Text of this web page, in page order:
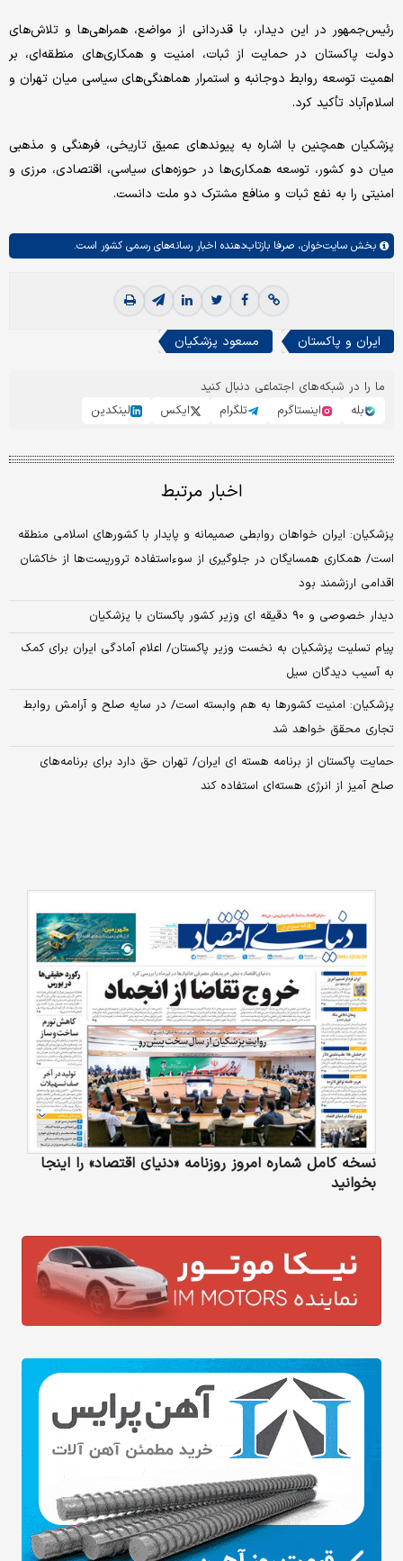
رئیس‌جمهور در این دیدار، با قدردانی از مواضع، همراهی‌ها و تلاش‌های
دولت پاکستان در حمایت از ثبات، امنیت و همکاری‌های منطقه‌ای، بر
اهمیت توسعه روابط دوجانبه و استمرار هماهنگی‌های سیاسی میان تهران و
اسلام‌آباد تأکید کرد.
پزشکیان همچنین با اشاره به پیوندهای عمیق تاریخی، فرهنگی و مذهبی
میان دو کشور، توسعه همکاری‌ها در حوزه‌های سیاسی، اقتصادی، مرزی و
امنیتی را به نفع ثبات و منافع مشترک دو ملت دانست.
بخش سایت‌خوان، صرفا بازتاب‌دهنده اخبار رسانه‌های رسمی کشور است.
ایران و پاکستان مسعود پزشکیان
ما را در شبکه‌های اجتماعی دنبال کنید
بله
اینستاگرم تلگرام ایکس لینکدین
اخبار مرتبط
پزشکیان: ایران خواهان روابطی صمیمانه و پایدار با کشورهای اسلامی منطقه
است/ همکاری همسایگان در جلوگیری از سوءاستفاده تروریست‌ها از خاکشان
اقدامی ارزشمند بود
دیدار خصوصی و ۹۰ دقیقه ای وزیر کشور پاکستان با پزشکیان
پیام تسلیت پزشکیان به نخست وزیر پاکستان/ اعلام آمادگی ایران برای کمک
به آسیب دیدگان سیل
پزشکیان: امنیت کشورها به هم وابسته است/ در سایه صلح و آرامش روابط
تجاری محقق خواهد شد
حمایت پاکستان از برنامه هسته ای ایران/ تهران حق دارد برای برنامه‌های
صلح آمیز از انرژی هسته‌ای استفاده کند
نسخه کامل شماره امروز روزنامه «دنیای‌ اقتصاد» را اینجا
بخوانید